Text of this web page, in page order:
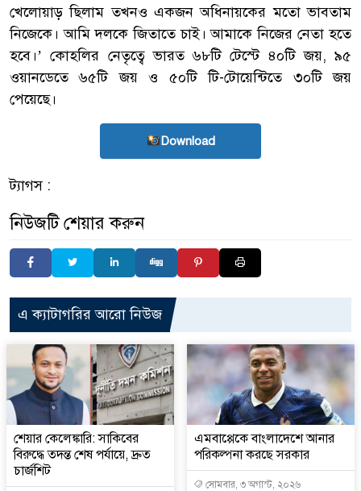
খেলোয়াড় ছিলাম তখনও একজন অধিনায়কের মতো ভাবতাম
নিজেকে। আমি দলকে জিতাতে চাই। আমাকে নিজের নেতা হতে
হবে।’ কোহলির নেতৃত্বে ভারত ৬৮টি টেস্টে ৪০টি জয়, ৯৫
ওয়ানডেতে ৬৫টি জয় ও ৫০টি টি-টোয়েন্টিতে ৩০টি জয়
পেয়েছে।
Download
ট্যাগস :
নিউজটি শেয়ার করুন
এ ক্যাটাগরির আরো নিউজ
শেয়ার কেলেঙ্কারি: সাকিবের
বিরুদ্ধে তদন্ত শেষ পর্যায়ে, দ্রুত
চার্জশিট
এমবাপ্পেকে বাংলাদেশে আনার
পরিকল্পনা করছে সরকার
সোমবার, ৩ অগাস্ট, ২০২৬